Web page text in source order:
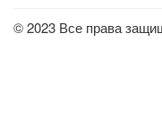
© 2023 Все права